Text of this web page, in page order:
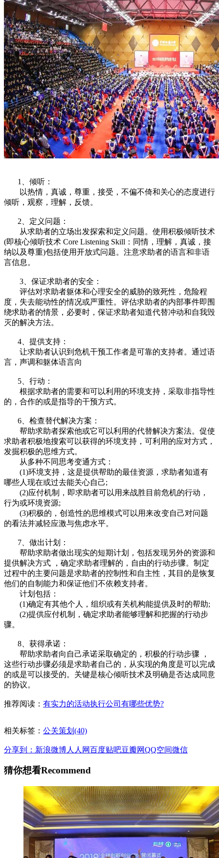
1、倾听：
以热情，真诚，尊重，接受，不偏不倚和关心的态度进行
倾听，观察，理解，反馈。
2、定义问题：
从求助者的立场出发探索和定义问题。使用积极倾听技术
(即核心倾听技术 Core Listening Skill：同情，理解，真诚，接
纳以及尊重)包括使用开放式问题。注意求助者的语言和非语
言信息。
3、保证求助者的安全：
评估对求助者躯体和心理安全的威胁的致死性，危险程
度，失去能动性的情况或严重性。评估求助者的内部事件即围
绕求助者的情景，必要时，保证求助者知道代替冲动和自我毁
灭的解决方法。
4、提供支持：
让求助者认识到危机干预工作者是可靠的支持者。通过语
言，声调和躯体语言向
5、行动：
根据求助者的需要和可以利用的环境支持，采取非指导性
的，合作的或是指导的干预方式。
6、检查替代解决方案：
帮助求助者探索他或它可以利用的代替解决方案法。促使
求助者积极地搜索可以获得的环境支持，可利用的应对方式，
发掘积极的思维方式。
从多种不同思考变通方式：
(1)环境支持，这是提供帮助的最佳资源，求助者知道有
哪些人现在或过去能关心自己;
(2)应付机制，即求助者可以用来战胜目前危机的行动，
行为或环境资源;
(3)积极的，创造性的思维模式可以用来改变自己对问题
的看法并减轻应激与焦虑水平。
7、做出计划：
帮助求助者做出现实的短期计划，包括发现另外的资源和
提供解决方式 ，确定求助者理解的，自由的行动步骤。制定
过程中的主要问题是求助者的控制性和自主性，其目的是恢复
他们的自制能力和保证他们不依赖支持者。
计划包括：
(1)确定有其他个人，组织或有关机构能提供及时的帮助;
(2)提供应付机制，确定求助者能够理解和把握的行动步
骤。
8、获得承诺：
帮助求助者向自己承诺采取确定的，积极的行动步骤 ，
这些行动步骤必须是求助者自己的，从实现的角度是可以完成
的或是可以接受的。关键是核心倾听技术及明确是否达成同意
的协议。
推荐阅读： 有实力的活动执行公司有哪些优势?
相关标签： 公关策划(40)
分享到： 新浪微博人人网百度贴吧豆瓣网QQ空间微信
猜你想看Recommend